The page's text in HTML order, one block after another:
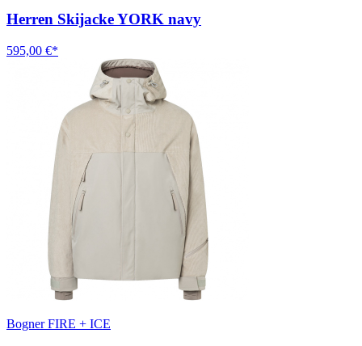
Herren Skijacke YORK navy
595,00 €*
Bogner FIRE + ICE